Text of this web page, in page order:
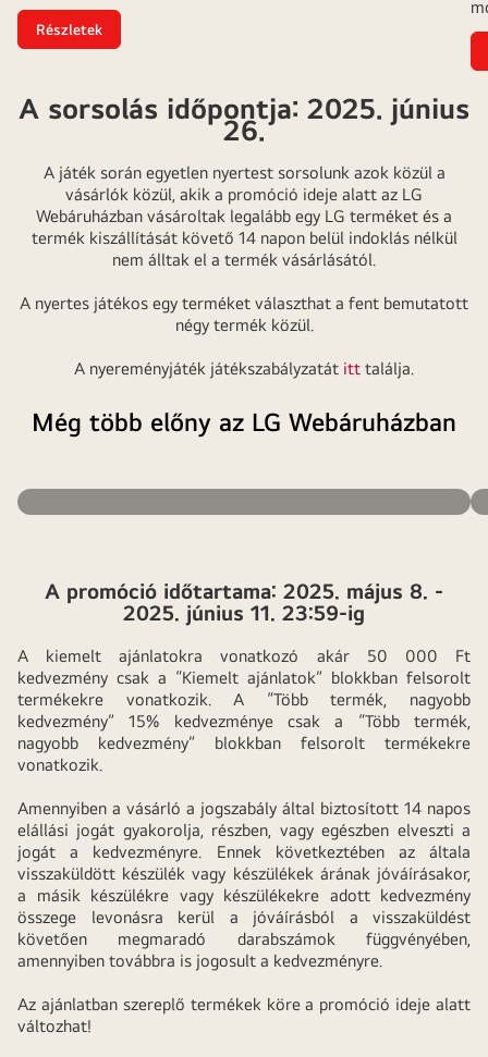
Részletek
A sorsolás időpontja: 2025. június
26.
A játék során egyetlen nyertest sorsolunk azok közül a
vásárlók közül, akik a promóció ideje alatt az LG
Webáruházban vásároltak legalább egy LG terméket és a
termék kiszállítását követő 14 napon belül indoklás nélkül
nem álltak el a termék vásárlásától.
A nyertes játékos egy terméket választhat a fent bemutatott
négy termék közül.
A nyereményjáték játékszabályzatát itt találja.
Még több előny az LG Webáruházban
A promóció időtartama: 2025. május 8. -
2025. június 11. 23:59-ig
A kiemelt ajánlatokra vonatkozó akár 50 000 Ft
kedvezmény csak a “Kiemelt ajánlatok” blokkban felsorolt
termékekre vonatkozik. A “Több termék, nagyobb
kedvezmény” 15% kedvezménye csak a “Több termék,
nagyobb kedvezmény” blokkban felsorolt termékekre
vonatkozik.
Amennyiben a vásárló a jogszabály által biztosított 14 napos
elállási jogát gyakorolja, részben, vagy egészben elveszti a
jogát a kedvezményre. Ennek következtében az általa
visszaküldött készülék vagy készülékek árának jóváírásakor,
a másik készülékre vagy készülékekre adott kedvezmény
összege levonásra kerül a jóváírásból a visszaküldést
követően megmaradó darabszámok függvényében,
amennyiben továbbra is jogosult a kedvezményre.
Az ajánlatban szereplő termékek köre a promóció ideje alatt
változhat!